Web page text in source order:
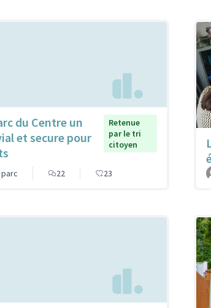
du Centre un
et secure pour
Retenue
par le tri
citoyen
22 23